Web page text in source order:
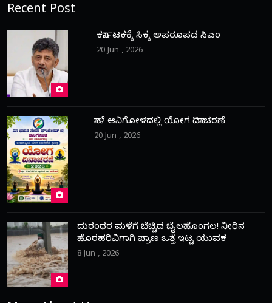
Recent Post
ಕರ್ನಾಟಕಕ್ಕೆ ಸಿಕ್ಕ ಅಪರೂಪದ ಸಿಎಂ
20 Jun , 2026
ನಾಳೆ ಆನಿಗೋಳದಲ್ಲಿ ಯೋಗ ದಿನಾಚರಣೆ
20 Jun , 2026
ದುರಂಧರ ಮಳೆಗೆ ಬೆಚ್ಚಿದ ಬೈಲಹೊಂಗಲ! ನೀರಿನ
ಹೊರಹರಿವಿಗಾಗಿ ಪ್ರಾಣ ಒತ್ತೆ ಇಟ್ಟ ಯುವಕ
8 Jun , 2026